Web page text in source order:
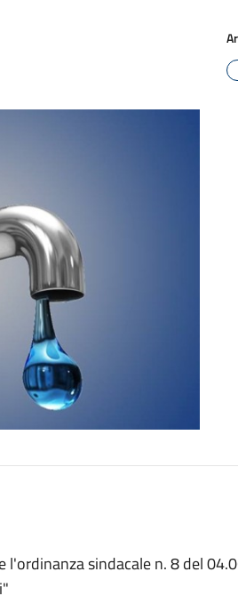
l'ordinanza sindacale n. 8 del